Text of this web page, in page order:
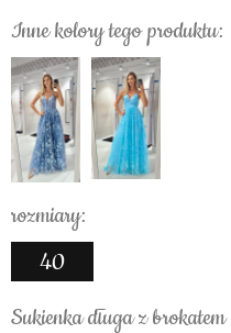
Inne kolory tego produktu:
rozmiary:
40
Sukienka długa z